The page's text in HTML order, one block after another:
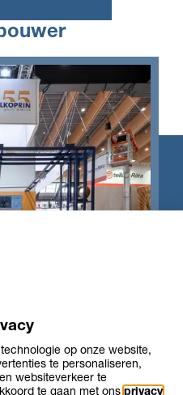
Opleiding
duur
1-2 jaar
op onze website,
te personaliseren,
websiteverkeer te
te gaan met ons privacy